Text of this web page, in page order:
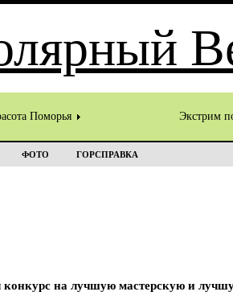
Поморья Экстрим
ФОТО ГОРСПРАВКА
на лучшую мастерскую и